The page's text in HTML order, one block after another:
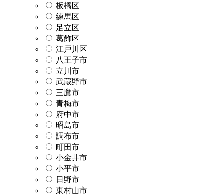
板橋区
練馬区
足立区
葛飾区
江戸川区
八王子市
立川市
武蔵野市
三鷹市
青梅市
府中市
昭島市
調布市
町田市
小金井市
小平市
日野市
東村山市